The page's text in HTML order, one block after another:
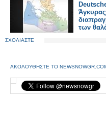
Άγκυρας
των
ΣΧΟΛΙΑΣΤΕ
ΑΚΟΛΟΥΘΗΣΤΕ ΤΟ